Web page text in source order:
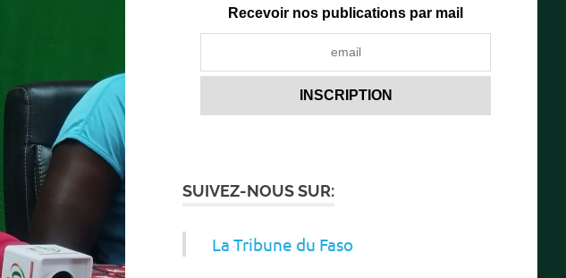
Recevoir nos publications par mail
SUIVEZ-NOUS SUR:
La Tribune du Faso